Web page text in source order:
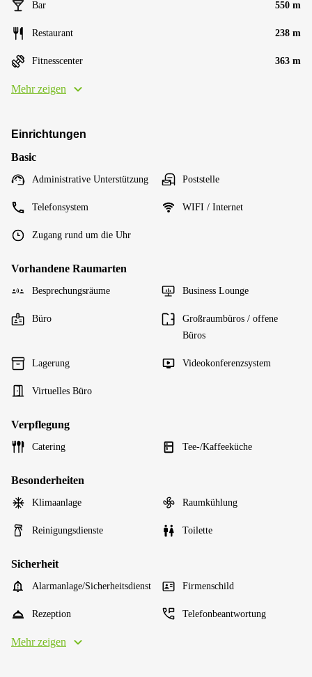
Bar 550 m
Restaurant 238 m
Fitnesscenter 363 m
Mehr zeigen
Einrichtungen
Basic
Administrative Unterstützung Poststelle
Telefonsystem WIFI / Internet
Zugang rund um die Uhr
Vorhandene Raumarten
Besprechungsräume Business Lounge
Büro
Großraumbüros / offene
Büros
Lagerung Videokonferenzsystem
Virtuelles Büro
Verpflegung
Catering Tee-/Kaffeeküche
Besonderheiten
Klimaanlage Raumkühlung
Reinigungsdienste Toilette
Sicherheit
Alarmanlage/Sicherheitsdienst Firmenschild
Rezeption Telefonbeantwortung
Mehr zeigen